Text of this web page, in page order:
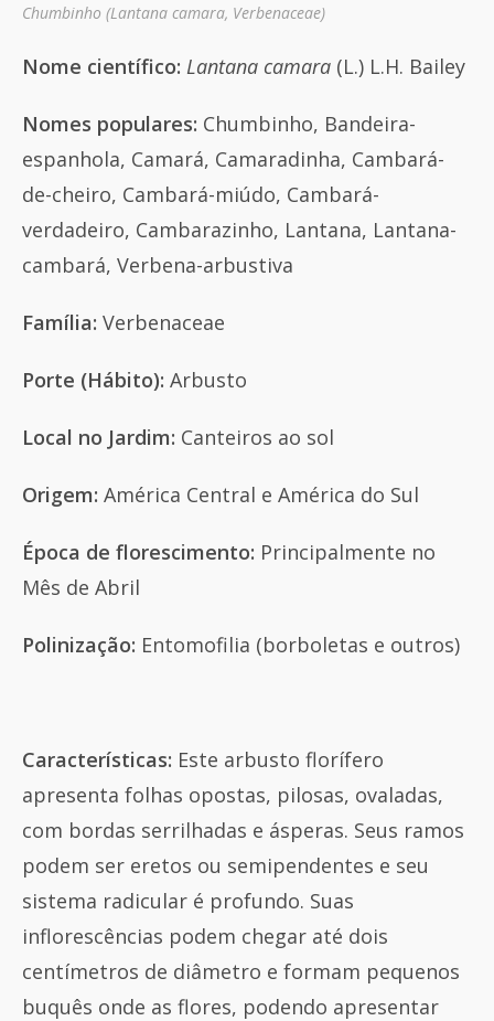
Chumbinho (Lantana camara, Verbenaceae)
Nome científico: Lantana camara (L.) L.H. Bailey
Nomes populares: Chumbinho, Bandeira-
espanhola, Camará, Camaradinha, Cambará-
de-cheiro, Cambará-miúdo, Cambará-
verdadeiro, Cambarazinho, Lantana, Lantana-
cambará, Verbena-arbustiva
Família: Verbenaceae
Porte (Hábito): Arbusto
Local no Jardim: Canteiros ao sol
Origem: América Central e América do Sul
Época de florescimento: Principalmente no
Mês de Abril
Polinização: Entomofilia (borboletas e outros)
Características: Este arbusto florífero
apresenta folhas opostas, pilosas, ovaladas,
com bordas serrilhadas e ásperas. Seus ramos
podem ser eretos ou semipendentes e seu
sistema radicular é profundo. Suas
inflorescências podem chegar até dois
centímetros de diâmetro e formam pequenos
buquês onde as flores, podendo apresentar